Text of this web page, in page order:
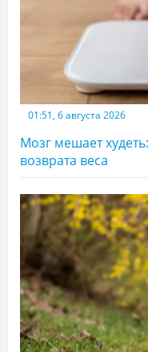
01:51, 6 августа 2026
Мозг мешает
возврата веса